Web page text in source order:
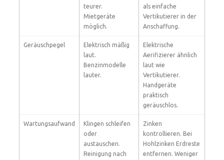
teurer.
Mietgeräte
möglich.
als einfache
Vertikutierer in der
Anschaffung.
Geräuschpegel
Elektrisch mäßig
laut.
Benzinmodelle
lauter.
Elektrische
Aerifizierer ähnlich
laut wie
Vertikutierer.
Handgeräte
praktisch
geräuschlos.
Wartungsaufwand
Klingen schleifen
oder
austauschen.
Reinigung nach
Zinken
kontrollieren. Bei
Hohlzinken Erdreste
entfernen. Weniger